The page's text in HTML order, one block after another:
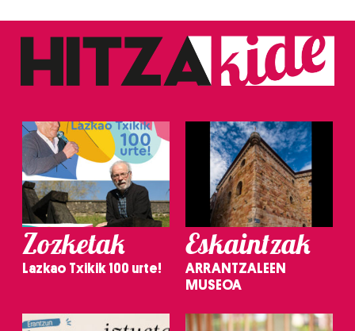
Zozketak
Lazkao Txikik 100 urte!
Eskaintzak
ARRANTZALEEN
MUSEOA